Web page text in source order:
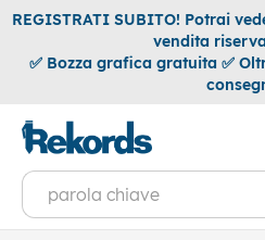
REGISTRATI SUBITO! Potrai
vendita
✅ Bozza grafica gratuita ✅